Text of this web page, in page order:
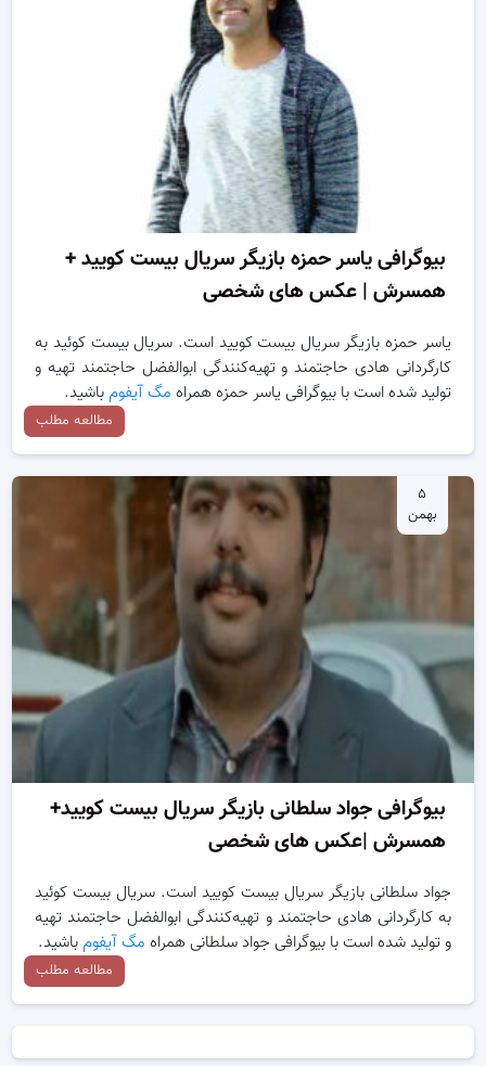
بیوگرافی یاسر حمزه بازیگر سریال بیست کویید +
همسرش | عکس های شخصی
یاسر حمزه بازیگر سریال بیست کویید است. سریال بیست کوئید به
کارگردانی هادی حاجتمند و تهیه‌کنندگی ابوالفضل حاجتمند تهیه و
تولید شده است با بیوگرافی یاسر حمزه همراه مگ آیفومباشید.
مطالعه مطلب
۵
بهمن
بیوگرافی جواد سلطانی بازیگر سریال بیست کویید+
همسرش |عکس های شخصی
جواد سلطانی بازیگر سریال بیست کویید است. سریال بیست کوئید
به کارگردانی هادی حاجتمند و تهیه‌کنندگی ابوالفضل حاجتمند تهیه
و تولید شده است با بیوگرافی جواد سلطانی همراه مگ آیفومباشید.
مطالعه مطلب